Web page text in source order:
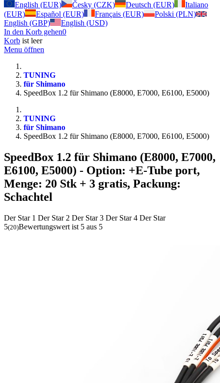
English (EUR)
Česky (CZK) Deutsch (EUR)
Italiano
(EUR)
Español (EUR) Français (EUR)
Polski (PLN)
English (GBP)
English (USD)
In den Korb gehen0
Korb ist leer
Menu öffnen
TUNING
für Shimano
SpeedBox 1.2 für Shimano (E8000, E7000, E6100, E5000)
TUNING
für Shimano
SpeedBox 1.2 für Shimano (E8000, E7000, E6100, E5000)
SpeedBox 1.2 für Shimano (E8000, E7000,
E6100, E5000) - Option: +E-Tube port,
Menge: 20 Stk + 3 gratis, Packung:
Schachtel
Der Star 1 Der Star 2 Der Star 3 Der Star 4 Der Star
5(20)Bewertungswert ist 5 aus 5